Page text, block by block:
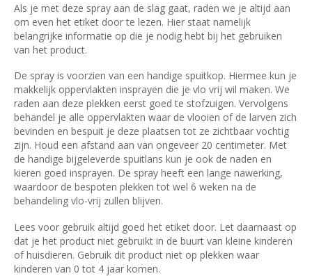
Als je met deze spray aan de slag gaat, raden we je altijd aan
om even het etiket door te lezen. Hier staat namelijk
belangrijke informatie op die je nodig hebt bij het gebruiken
van het product.
De spray is voorzien van een handige spuitkop. Hiermee kun je
makkelijk oppervlakten insprayen die je vlo vrij wil maken. We
raden aan deze plekken eerst goed te stofzuigen. Vervolgens
behandel je alle oppervlakten waar de vlooien of de larven zich
bevinden en bespuit je deze plaatsen tot ze zichtbaar vochtig
zijn. Houd een afstand aan van ongeveer 20 centimeter. Met
de handige bijgeleverde spuitlans kun je ook de naden en
kieren goed insprayen. De spray heeft een lange nawerking,
waardoor de bespoten plekken tot wel 6 weken na de
behandeling vlo-vrij zullen blijven.
Lees voor gebruik altijd goed het etiket door. Let daarnaast op
dat je het product niet gebruikt in de buurt van kleine kinderen
of huisdieren. Gebruik dit product niet op plekken waar
kinderen van 0 tot 4 jaar komen.